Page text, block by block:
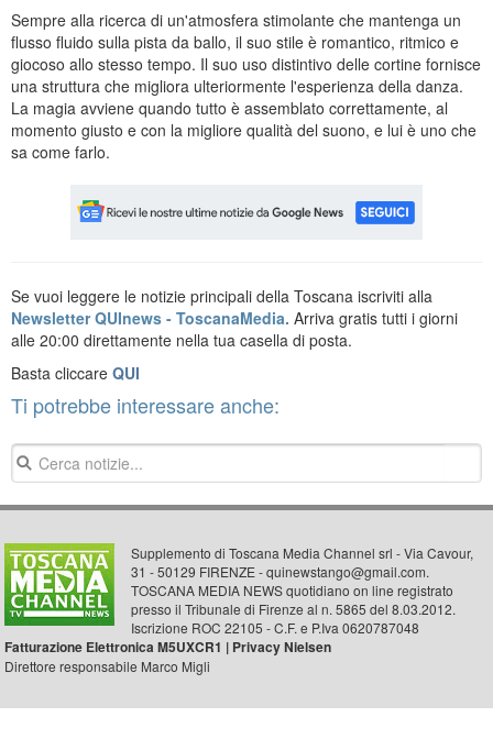
Sempre alla ricerca di un'atmosfera stimolante che mantenga un
flusso fluido sulla pista da ballo, il suo stile è romantico, ritmico e
giocoso allo stesso tempo. Il suo uso distintivo delle cortine fornisce
una struttura che migliora ulteriormente l'esperienza della danza.
La magia avviene quando tutto è assemblato correttamente, al
momento giusto e con la migliore qualità del suono, e lui è uno che
sa come farlo.
Se vuoi leggere le notizie principali della Toscana iscriviti alla
Newsletter QUInews - ToscanaMedia. Arriva gratis tutti i giorni
alle 20:00 direttamente nella tua casella di posta.
Basta cliccare QUI
Ti potrebbe interessare anche:
Supplemento di Toscana Media Channel srl - Via Cavour,
31 - 50129 FIRENZE - quinewstango@gmail.com.
TOSCANA MEDIA NEWS quotidiano on line registrato
presso il Tribunale di Firenze al n. 5865 del 8.03.2012.
Iscrizione ROC 22105 - C.F. e P.Iva 0620787048
Fatturazione Elettronica M5UXCR1 | Privacy Nielsen
Direttore responsabile Marco Migli